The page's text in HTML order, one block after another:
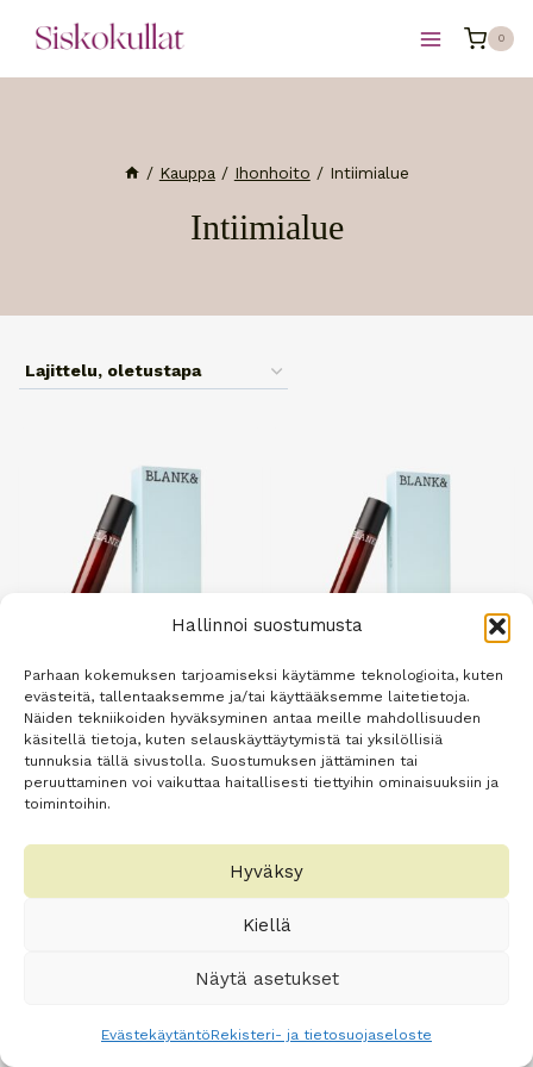
Hallinnoi suostumusta
Parhaan kokemuksen tarjoamiseksi käytämme teknologioita, kuten
evästeitä, tallentaaksemme ja/tai käyttääksemme laitetietoja.
Näiden tekniikoiden hyväksyminen antaa meille mahdollisuuden
käsitellä tietoja, kuten selauskäyttäytymistä tai yksilöllisiä
tunnuksia tällä sivustolla. Suostumuksen jättäminen tai
peruuttaminen voi vaikuttaa haitallisesti tiettyihin ominaisuuksiin ja
toimintoihin.
Hyväksy
Kiellä
Näytä asetukset
EvästekäytäntöRekisteri- ja tietosuojaseloste
sisältöön
0
/ Kauppa / Ihonhoito / Intiimialue
Intiimialue
Blanket Etna – hoitava
CBD-liukuvoide 50ml
24,90€
ostoskoriin
Blanket Glisa –
pitkäkestoinen CBD
liukuvoide 50ml
ostoskoriin